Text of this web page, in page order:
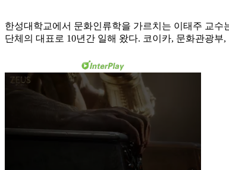
한성대학교에서 문화인류학을 가르치는 이태주 교
단체의 대표로 10년간 일해 왔다. 코이카, 문화관광